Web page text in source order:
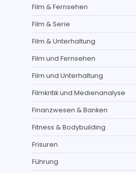
Film & Fernsehen
Film & Serie
Film & Unterhaltung
Film und Fernsehen
Film und Unterhaltung
Filmkritik und Medienanalyse
Finanzwesen & Banken
Fitness & Bodybuilding
Frisuren
Führung